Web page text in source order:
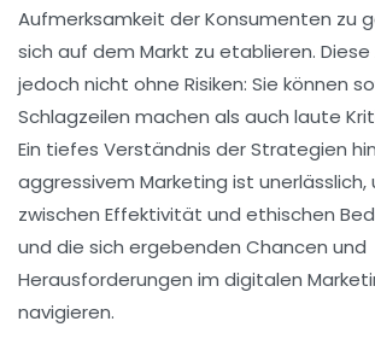
Aufmerksamkeit der Konsumenten zu
sich auf dem Markt zu etablieren.
jedoch nicht ohne Risiken: Sie können
Schlagzeilen machen als auch laute
Ein tiefes Verständnis derStrategien
aggressivem Marketing ist unerlässlich,
zwischen Effektivität und ethischen
und die sich ergebenden Chancen und
Herausforderungen im digitalen
navigieren.